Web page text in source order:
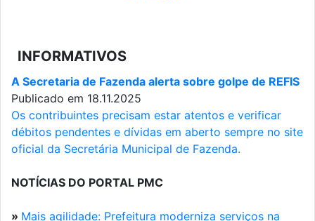
INFORMATIVOS
A Secretaria de Fazenda alerta sobre golpe de REFIS
Publicado em 18.11.2025
Os contribuintes precisam estar atentos e verificar
débitos pendentes e dívidas em aberto sempre no site
oficial da Secretária Municipal de Fazenda.
NOTÍCIAS DO PORTAL PMC
» Mais agilidade: Prefeitura moderniza serviços na